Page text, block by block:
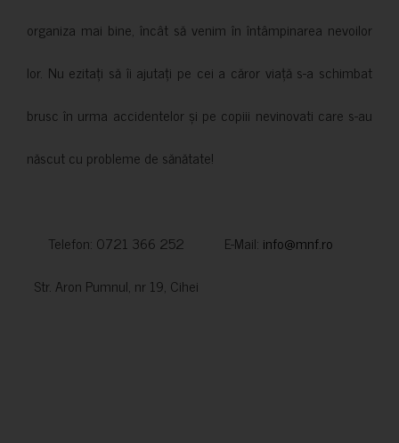
organiza mai bine, încât să venim în întâmpinarea nevoilor
lor. Nu ezitați să îi ajutați pe cei a căror viață s-a schimbat
brusc în urma accidentelor și pe copiii nevinovati care s-au
născut cu probleme de sănătate!
Telefon: 0721 366 252 E-Mail: info@mnf.ro
Str. Aron Pumnul, nr 19, Cihei